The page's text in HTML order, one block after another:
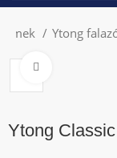
Ytong
Ytong